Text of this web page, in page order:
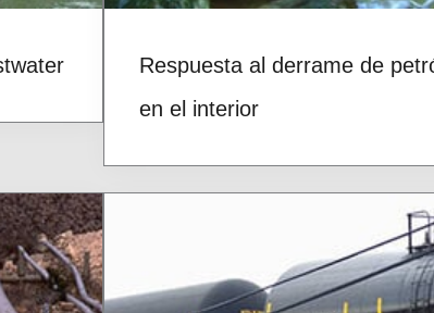
Respuesta al derrame de
en el interior